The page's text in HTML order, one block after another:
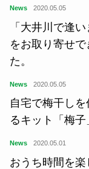
News 2020.05.05
「大井川で逢
をお取り寄せ
た。
News 2020.05.05
自宅で梅干し
るキット「梅子
News 2020.05.01
おうち時間を